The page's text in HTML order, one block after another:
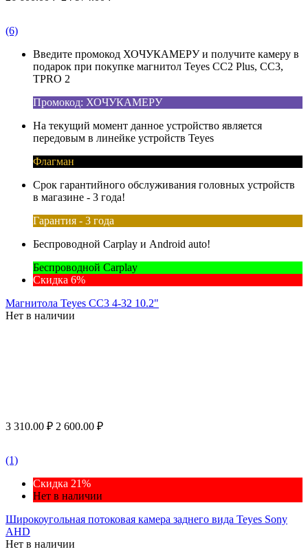
(6)
Введите промокод ХОЧУКАМЕРУ и получите камеру в
подарок при покупке магнитол Teyes CC2 Plus, CC3,
TPRO 2
Промокод: ХОЧУКАМЕРУ
На текущий момент данное устройство является
передовым в линейке устройств Teyes
Флагман
Срок гарантийного обслуживания головных устройств
в магазине - 3 года!
Гарантия - 3 года
Беспроводной Carplay и Android auto!
Беспроводной Carplay
Скидка 6%
Магнитола Teyes CC3 4-32 10.2"
Нет в наличии
3 310.00 ₽ 2 600.00 ₽
(1)
Скидка 21%
Нет в наличии
Широкоугольная потоковая камера заднего вида Teyes Sony
AHD
Нет в наличии